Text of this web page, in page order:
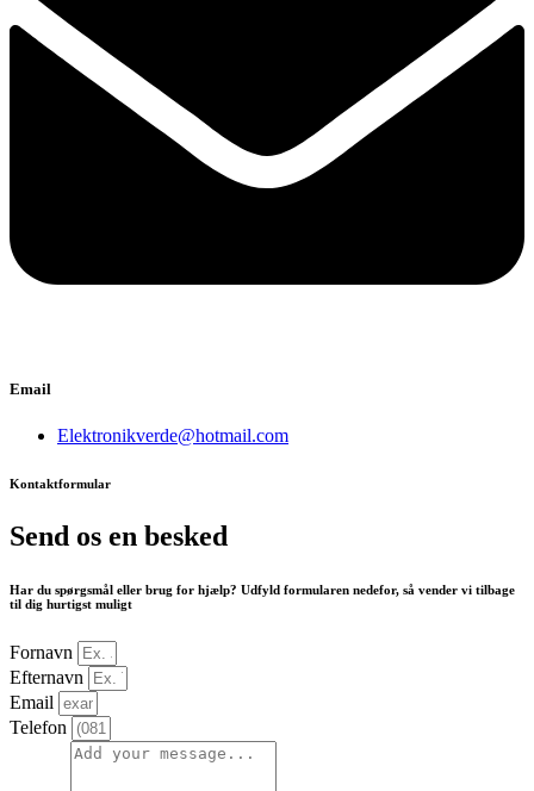
Email
Elektronikverde@hotmail.com
Kontaktformular
Send os en besked
Har du spørgsmål eller brug for hjælp? Udfyld formularen nedefor, så vender vi tilbage
til dig hurtigst muligt
Fornavn
Efternavn
Email
Telefon